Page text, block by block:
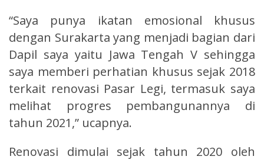
“Saya punya ikatan emosional khusus
dengan Surakarta yang menjadi bagian dari
Dapil saya yaitu Jawa Tengah V sehingga
saya memberi perhatian khusus sejak 2018
terkait renovasi Pasar Legi, termasuk saya
melihat progres pembangunannya di
tahun 2021,” ucapnya.
Renovasi dimulai sejak tahun 2020 oleh